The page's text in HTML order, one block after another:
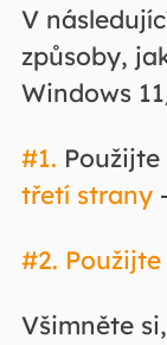
V
způsoby,
Windows
#1. Použijte
třetí strany
#2.
Všimněte